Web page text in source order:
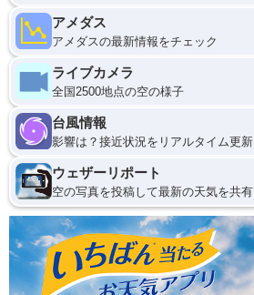
アメダス
アメダスの最新情報をチェック
ライブカメラ
全国2500地点の空の様子
台風情報
影響は？接近状況をリアルタイム更新
ウェザーリポート
空の写真を投稿して最新の天気を共有